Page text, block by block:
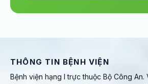
THÔNG TIN BỆNH VIỆN
Bệnh viện hạng I trực thuộc Bộ Công An.